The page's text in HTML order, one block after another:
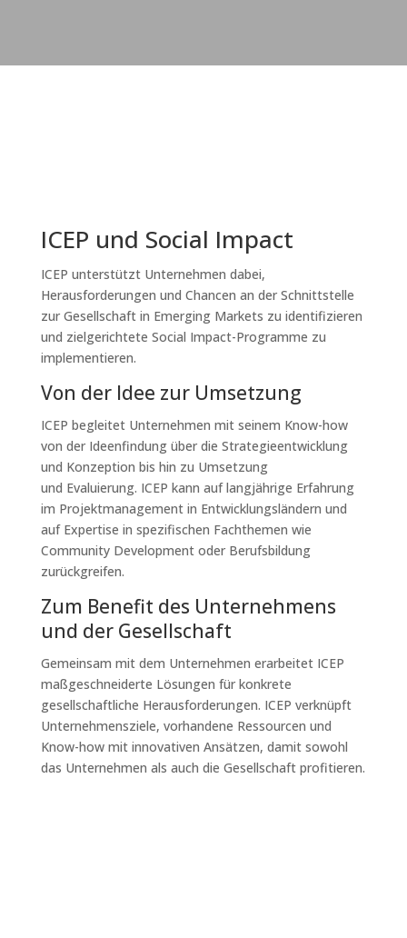
ICEP und Social Impact
ICEP unterstützt Unternehmen dabei,
Herausforderungen und Chancen an der Schnittstelle
zur Gesellschaft in Emerging Markets zu identifizieren
und zielgerichtete Social Impact-Programme zu
implementieren.
Von der Idee zur Umsetzung
ICEP begleitet Unternehmen mit seinem Know-how
von der Ideenfindung über die Strategieentwicklung
und Konzeption bis hin zu Umsetzung
und Evaluierung. ICEP kann auf langjährige Erfahrung
im Projektmanagement in Entwicklungsländern und
auf Expertise in spezifischen Fachthemen wie
Community Development oder Berufsbildung
zurückgreifen.
Zum Benefit des Unternehmens
und der Gesellschaft
Gemeinsam mit dem Unternehmen erarbeitet ICEP
maßgeschneiderte Lösungen für konkrete
gesellschaftliche Herausforderungen. ICEP verknüpft
Unternehmensziele, vorhandene Ressourcen und
Know-how mit innovativen Ansätzen, damit sowohl
das Unternehmen als auch die Gesellschaft profitieren.